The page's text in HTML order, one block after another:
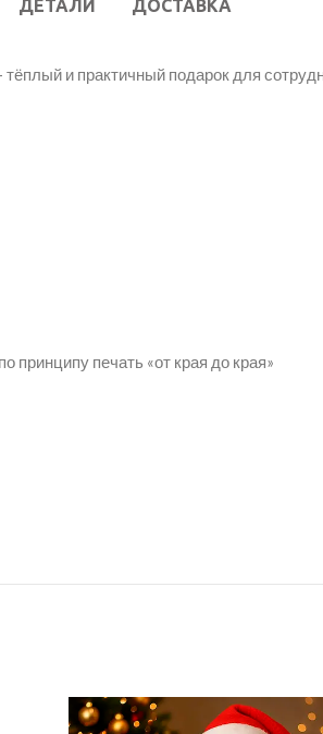
ДЕТАЛИ ДОСТАВКА
и практичный подарок для
принципу печать «от края до края»